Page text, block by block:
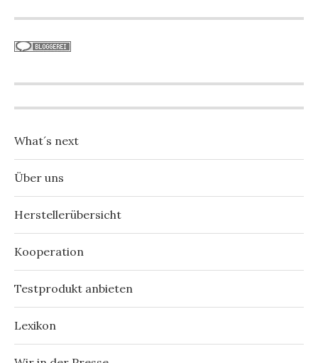
What´s next
Über uns
Herstellerübersicht
Kooperation
Testprodukt anbieten
Lexikon